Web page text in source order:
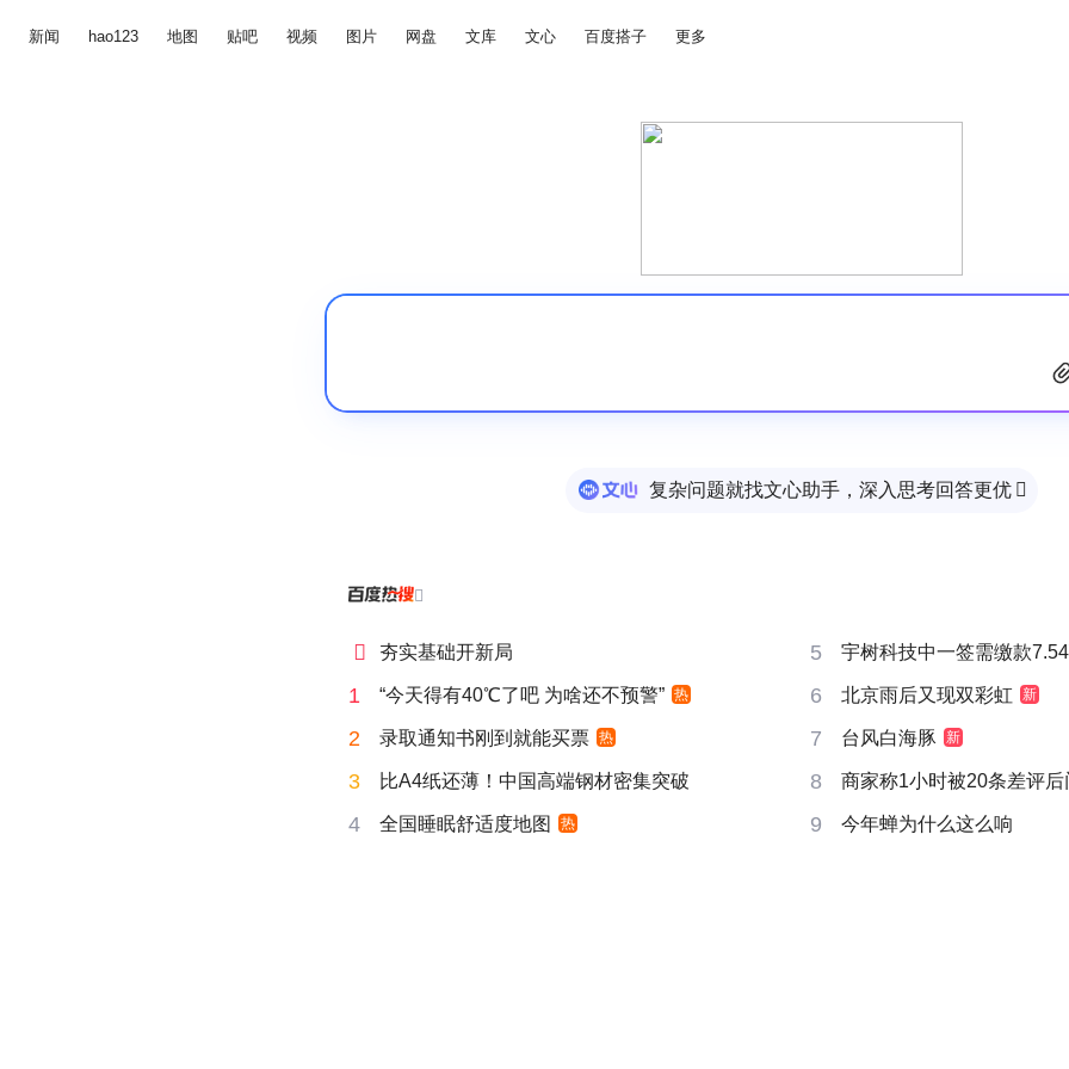
新闻 hao123 地图 贴吧 视频 图片 网盘 文库 文心 百度搭子 更多
复杂问题就找文心助手，深入思考回答更优 

 夯实基础开新局 5 宇树科技中一签需缴款
1 “今天得有40℃了吧 为啥还不预警” 热 6 北京雨后又现双彩虹 新
2 录取通知书刚到就能买票 热 7 台风白海豚 新
3 比A4纸还薄！中国高端钢材密集突破 8 商家称1小时被20条差评后
4 全国睡眠舒适度地图 热 9 今年蝉为什么这么响